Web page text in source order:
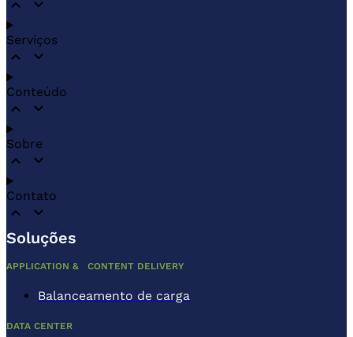
Serviços
Conteúdo
Sobre
Contato
Soluções
APPLICATION & CONTENT DELIVERY
Balanceamento de carga
DATA CENTER